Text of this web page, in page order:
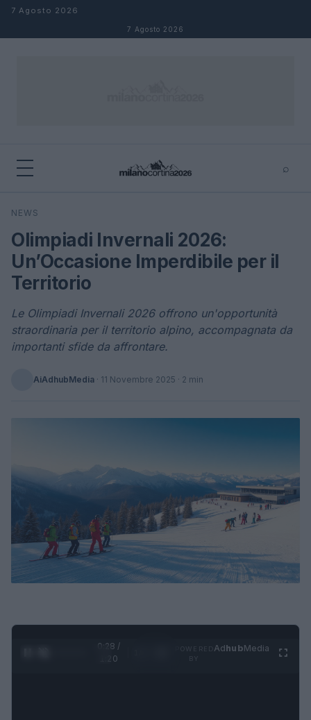
Salta al contenuto
7 Agosto 2026
7 Agosto 2026
⌕
Cerca
NEWS
Olimpiadi Invernali 2026:
Un’Occasione Imperdibile per il
Territorio
Le Olimpiadi Invernali 2026 offrono un'opportunità
straordinaria per il territorio alpino, accompagnata da
importanti sfide da affrontare.
AiAdhubMedia · 11 Novembre 2025 · 2 min
0:29 /
1:20
AdhubMedia